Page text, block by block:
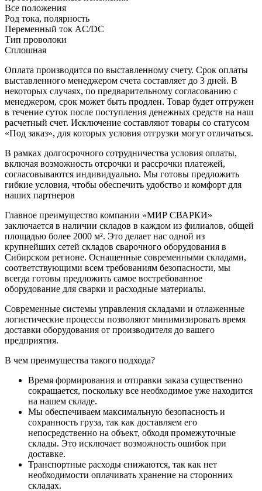
Все положения
Род тока, полярность
Переменный ток AC/DC
Тип проволоки
Сплошная
Оплата производится по выставленному счету. Срок оплаты
выставленного менеджером счета составляет до 3 дней. В
некоторых случаях, по предварительному согласованию с
менеджером, срок может быть продлен. Товар будет отгружен
в течение суток после поступления денежных средств на наш
расчетный счет. Исключение составляют товары со статусом
«Под заказ», для которых условия отгрузки могут отличаться.
В рамках долгосрочного сотрудничества условия оплаты,
включая возможность отсрочки и рассрочки платежей,
согласовываются индивидуально. Мы готовы предложить
гибкие условия, чтобы обеспечить удобство и комфорт для
наших партнеров
Главное преимущество компании «МИР СВАРКИ»
заключается в наличии складов в каждом из филиалов, общей
площадью более 2000 м². Это делает нас одной из
крупнейших сетей складов сварочного оборудования в
Сибирском регионе. Оснащенные современными складами,
соответствующими всем требованиям безопасности, мы
всегда готовы предложить самое востребованное
оборудование для сварки и расходные материалы.
Современные системы управления складами и отлаженные
логистические процессы позволяют минимизировать время
доставки оборудования от производителя до вашего
предприятия.
В чем преимущества такого подхода?
Время формирования и отправки заказа существенно
сокращается, поскольку все необходимое уже находится
на нашем складе.
Мы обеспечиваем максимальную безопасность и
сохранность груза, так как доставляем его
непосредственно на объект, обходя промежуточные
склады. Это исключает возможность ошибок при
доставке.
Транспортные расходы снижаются, так как нет
необходимости оплачивать хранение на сторонних
складах.